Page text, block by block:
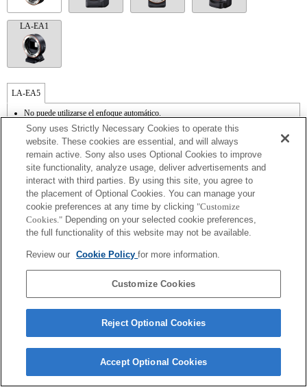
LA-EA1
LA-EA5
No puede utilizarse el enfoque automático.
Disponible con un adaptador de monturas
El sonido de control del diafragma se graba con el micrófono interno.
Outside the A (Aperture priority), S (Shutter priority), and M (Manual) modes, the
shutter speed and the aperture can not be adjusted during the movie recording.
La función [Lens Comp] (Compensación de objetivos) no funciona.
En función de las condiciones de grabación, el brillo de la imagen puede no ser
uniforme. Cambia la función [Front Curtain Shutter/Obturador de cortinilla frontal] a
[Off/Apagado].
Si acoplas la [lente del tipo A-mount] usando un Adaptador Mount, la función de
ayuda MF no funciona automáticamente cuando giras el anillo del foco. Puedes
agrandar la imagen seleccionando la función [Focus Magnifier/Lupa de foco] o la
La compensación de vibración está disponible con 3 ejes (Alabeo/Cabeceo/Guiñada)
Terms of Use Contact Us
Sony uses Strictly Necessary Cookies to operate this
website. These cookies are essential, and will always
remain active. Sony also uses Optional Cookies to improve
site functionality, analyze usage, deliver advertisements and
interact with third parties. By using this site, you agree to
the placement of Optional Cookies. You can manage your
cookie preferences at any time by clicking "Customize
Cookies." Depending on your selected cookie preferences,
the full functionality of this website may not be available.
Review our Cookie Policyfor more information.
Customize Cookies
Reject Optional Cookies
Accept Optional Cookies